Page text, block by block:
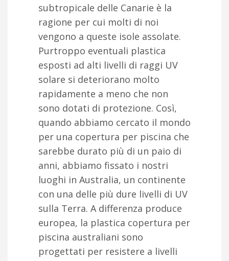
subtropicale delle Canarie è la
ragione per cui molti di noi
vengono a queste isole assolate.
Purtroppo eventuali plastica
esposti ad alti livelli di raggi UV
solare si deteriorano molto
rapidamente a meno che non
sono dotati di protezione. Così,
quando abbiamo cercato il mondo
per una copertura per piscina che
sarebbe durato più di un paio di
anni, abbiamo fissato i nostri
luoghi in Australia, un continente
con una delle più dure livelli di UV
sulla Terra. A differenza produce
europea, la plastica copertura per
piscina australiani sono
progettati per resistere a livelli